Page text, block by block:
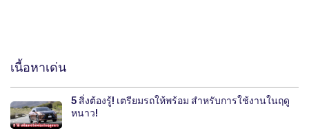
เนื้อหาเด่น
5 สิ่งต้องรู้! เตรียมรถให้พร้อม สำหรับการใช้งานในฤดู
หนาว!